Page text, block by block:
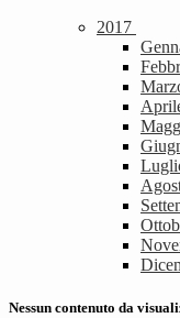
2017
Nessun contenuto da